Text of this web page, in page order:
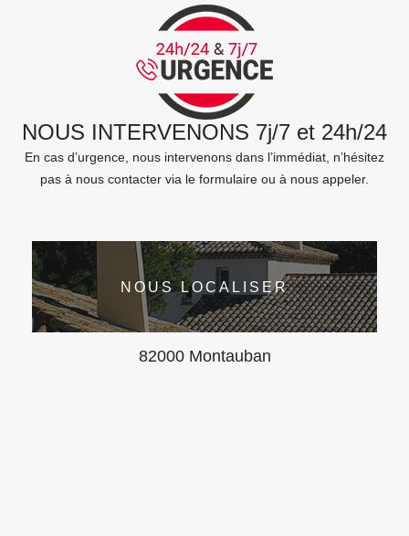
NOUS INTERVENONS 7j/7 et 24h/24
En cas d’urgence, nous intervenons dans l’immédiat, n’hésitez
pas à nous contacter via le formulaire ou à nous appeler.
NOUS LOCALISER
82000 Montauban